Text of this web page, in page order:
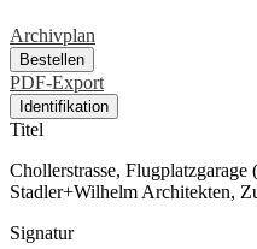
Archivplan
Bestellen
PDF-Export
Identifikation
Titel
Chollerstrasse, Flugplatzgarage
Stadler+Wilhelm Architekten,
Signatur